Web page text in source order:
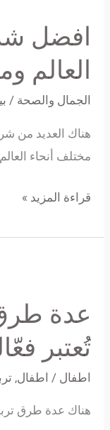
افضل
العالم
الجمال والصحة /
هناك العديد من
مختلف أنحاء
المكياج
فى
العالم
ومنتجاتها
قراءة المزيد »
عدة طرق
تُعتبر
اطفال / اطفال,
هناك عدة طرق
تربوية
حديثة
تُعتبر
فعّالة
لتربية